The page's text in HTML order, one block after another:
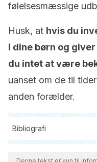
følelsesmæssige
Husk, at hvis du
i dine børn og
du intet at være
uanset om de til
anden forælder.
Bibliografi
Alle citerede kilder blev
for at sikre deres